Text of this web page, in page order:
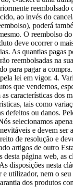
reembolsado
ao invés do
poderá
O reembolso
deve ocorrer o
As quantias pagas
reembolsadas na
para pagar a
lei em vigor. 4.
que vendemos,
características dos
tais como
defeitos ou danos.
selecionamos
e devem ser
de resolução e
artigos de outro
página web, as
disposições nesta
e utilizador, nem o
dos produtos